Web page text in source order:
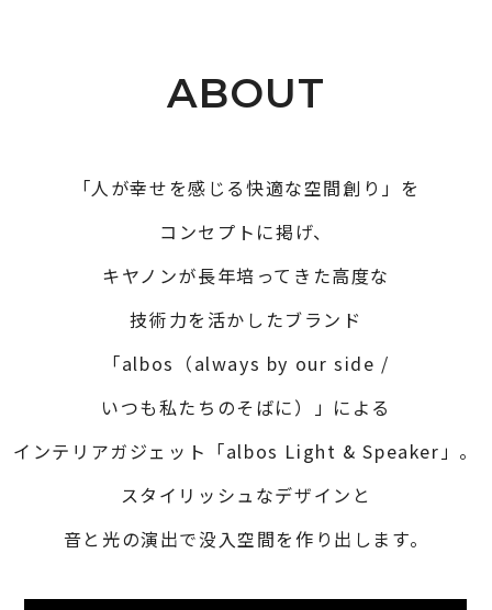
ABOUT
「人が幸せを感じる快適な空間創り」を
コンセプトに掲げ、
キヤノンが長年培ってきた高度な
技術力を活かしたブランド
「albos（always by our side /
いつも私たちのそばに）」による
インテリアガジェット「albos Light & Speaker」。
スタイリッシュなデザインと
音と光の演出で没入空間を作り出します。